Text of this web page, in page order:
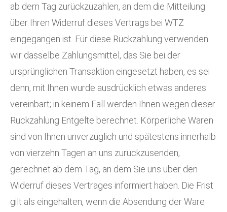
ab dem Tag zurückzuzahlen, an dem die Mitteilung
über Ihren Widerruf dieses Vertrags bei WTZ
eingegangen ist. Für diese Rückzahlung verwenden
wir dasselbe Zahlungsmittel, das Sie bei der
ursprünglichen Transaktion eingesetzt haben, es sei
denn, mit Ihnen wurde ausdrücklich etwas anderes
vereinbart; in keinem Fall werden Ihnen wegen dieser
Rückzahlung Entgelte berechnet. Körperliche Waren
sind von Ihnen unverzüglich und spätestens innerhalb
von vierzehn Tagen an uns zurückzusenden,
gerechnet ab dem Tag, an dem Sie uns über den
Widerruf dieses Vertrages informiert haben. Die Frist
gilt als eingehalten, wenn die Absendung der Ware